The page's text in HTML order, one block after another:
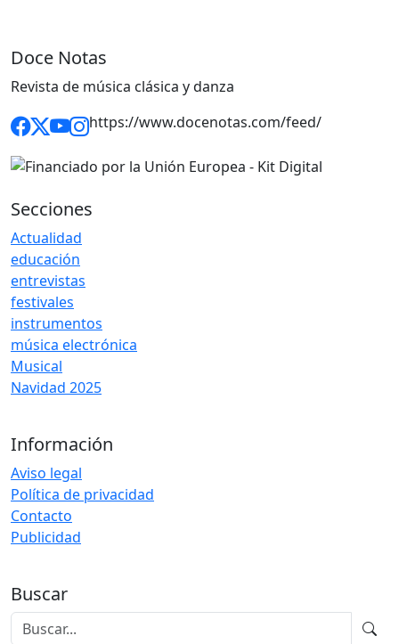
Doce Notas
Revista de música clásica y danza
https://www.docenotas.com/feed/
Secciones
Actualidad
educación
entrevistas
festivales
instrumentos
música electrónica
Musical
Navidad 2025
Información
Aviso legal
Política de privacidad
Contacto
Publicidad
Buscar